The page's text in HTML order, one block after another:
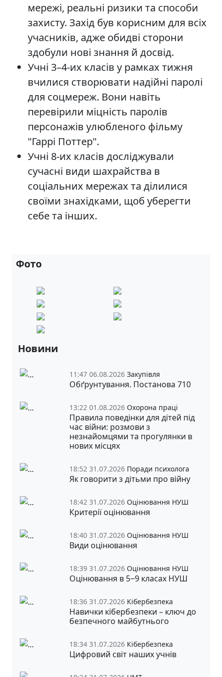
мережі, реальні ризики та способи
захисту. Захід був корисним для всіх
учасників, адже обидві сторони
здобули нові знання й досвід.
Учні 3–4-их класів у рамках тижня
вчилися створювати надійні паролі
для соцмереж. Вони навіть
перевірили міцність паролів
персонажів улюбленого фільму
"Гаррі Поттер".
Учні 8-их класів досліджували
сучасні види шахрайства в
соціальних мережах та ділилися
своїми знахідками, щоб уберегти
себе та інших.
Фото
Новини
11:47 06.08.2026 Закупівля
Обґрунтування. Постанова 710
13:22 01.08.2026 Охорона праці
Правила поведінки для дітей під
час війни: розмови з
незнайомцями та прогулянки в
нових місцях
18:52 31.07.2026 Поради психолога
Як говорити з дітьми про війну
18:42 31.07.2026 Оцінювання НУШ
Критерії оцінювання
18:40 31.07.2026 Оцінювання НУШ
Види оцінювання
18:39 31.07.2026 Оцінювання НУШ
Оцінювання в 5‒9 класах НУШ
18:36 31.07.2026 Кібербезпека
Навички кібербезпеки – ключ до
безпечного майбутнього
18:34 31.07.2026 Кібербезпека
Цифровий світ наших учнів